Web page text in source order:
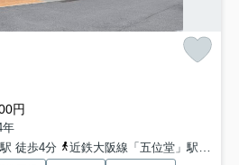
円
年
徒歩4分
近鉄大阪線「五位堂」駅 徒歩13分